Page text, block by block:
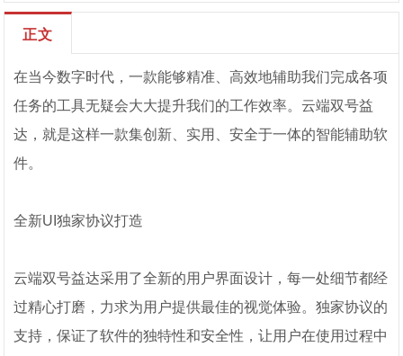
正文
在当今数字时代，一款能够精准、高效地辅助我们完成各项
任务的工具无疑会大大提升我们的工作效率。云端双号益
达，就是这样一款集创新、实用、安全于一体的智能辅助软
件。
全新UI独家协议打造
云端双号益达采用了全新的用户界面设计，每一处细节都经
过精心打磨，力求为用户提供最佳的视觉体验。独家协议的
支持，保证了软件的独特性和安全性，让用户在使用过程中